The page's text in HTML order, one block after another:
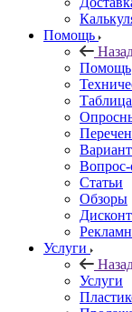
Помощь
Помощь
Вопрос-
Статьи
Обзоры
Услуги
Услуги